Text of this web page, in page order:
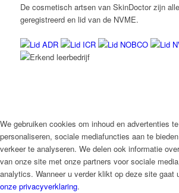
De cosmetisch artsen van SkinDoctor zijn
geregistreerd en lid van de NVME.
We gebruiken cookies om inhoud en advertenties te
personaliseren, sociale mediafuncties aan te
verkeer te analyseren. We delen ook informatie
van onze site met onze partners voor sociale
analytics. Wanneer u verder klikt op deze site gaat
onze privacyverklaring.